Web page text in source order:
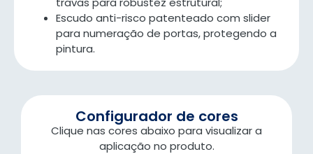
Escudo anti-risco patenteado com slider
para numeração de portas, protegendo a
pintura.
Configurador de cores
Clique nas cores abaixo para visualizar a
aplicação no produto.